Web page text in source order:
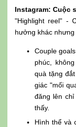
Instagram: Cuộc
"Highlight reel" -
hưởng khác
Couple
phúc,
quà tặng
giác "mối
đăng lên
thấy.
Hình thể và